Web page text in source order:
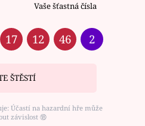
Vaše šťastná čísla
17 12 46 2
ŠTĚSTÍ
Účastí na hazardní hře může
závislost ⑱